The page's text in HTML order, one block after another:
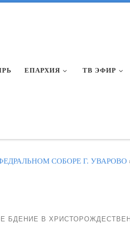
ЕПАРХИЯ ТВ ЭФИР
СОБОРЕ Г. УВАРОВО
БДЕНИЕ В